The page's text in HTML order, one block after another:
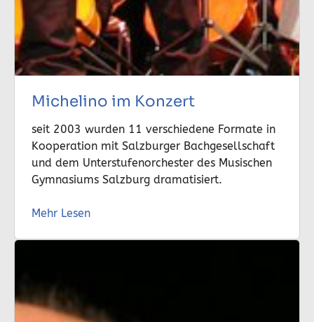
Michelino im Konzert
seit 2003 wurden 11 verschiedene Formate in
Kooperation mit Salzburger Bachgesellschaft
und dem Unterstufenorchester des Musischen
Gymnasiums Salzburg dramatisiert.
Mehr Lesen